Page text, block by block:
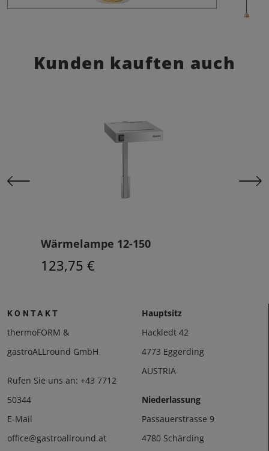
Kunden kauften auch
Wärmelampe 12-150
123,75 €
KONTAKT
thermoFORM &
gastroALLround GmbH
Rufen Sie uns an: +43 7712
50344
E-Mail
office@gastroallround.at
Hauptsitz
Hackledt 42
4773 Eggerding
AUSTRIA
Niederlassung
Passauerstrasse 9
4780 Schärding